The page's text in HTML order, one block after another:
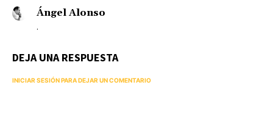
Ángel Alonso
.
DEJA UNA RESPUESTA
INICIAR SESIÓN PARA DEJAR UN COMENTARIO